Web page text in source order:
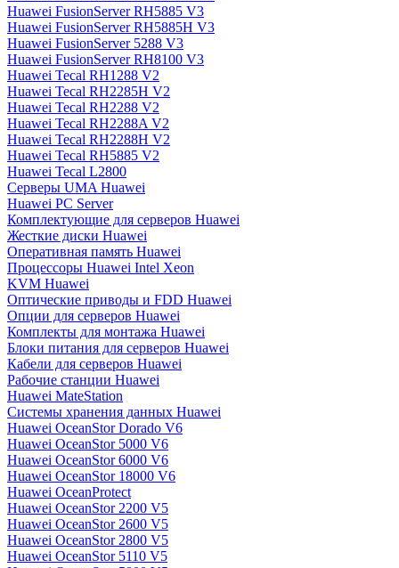
Huawei FusionServer RH5885 V3
Huawei FusionServer RH5885H V3
Huawei FusionServer 5288 V3
Huawei FusionServer RH8100 V3
Huawei Tecal RH1288 V2
Huawei Tecal RH2285H V2
Huawei Tecal RH2288 V2
Huawei Tecal RH2288A V2
Huawei Tecal RH2288H V2
Huawei Tecal RH5885 V2
Huawei Tecal L2800
Серверы UMA Huawei
Huawei PC Server
Комплектующие для серверов Huawei
Жесткие диски Huawei
Оперативная память Huawei
Процессоры Huawei Intel Xeon
KVM Huawei
Оптические приводы и FDD Huawei
Опции для серверов Huawei
Комплекты для монтажа Huawei
Блоки питания для серверов Huawei
Кабели для серверов Huawei
Рабочие станции Huawei
Huawei MateStation
Системы хранения данных Huawei
Huawei OceanStor Dorado V6
Huawei OceanStor 5000 V6
Huawei OceanStor 6000 V6
Huawei OceanStor 18000 V6
Huawei OceanProtect
Huawei OceanStor 2200 V5
Huawei OceanStor 2600 V5
Huawei OceanStor 2800 V5
Huawei OceanStor 5110 V5